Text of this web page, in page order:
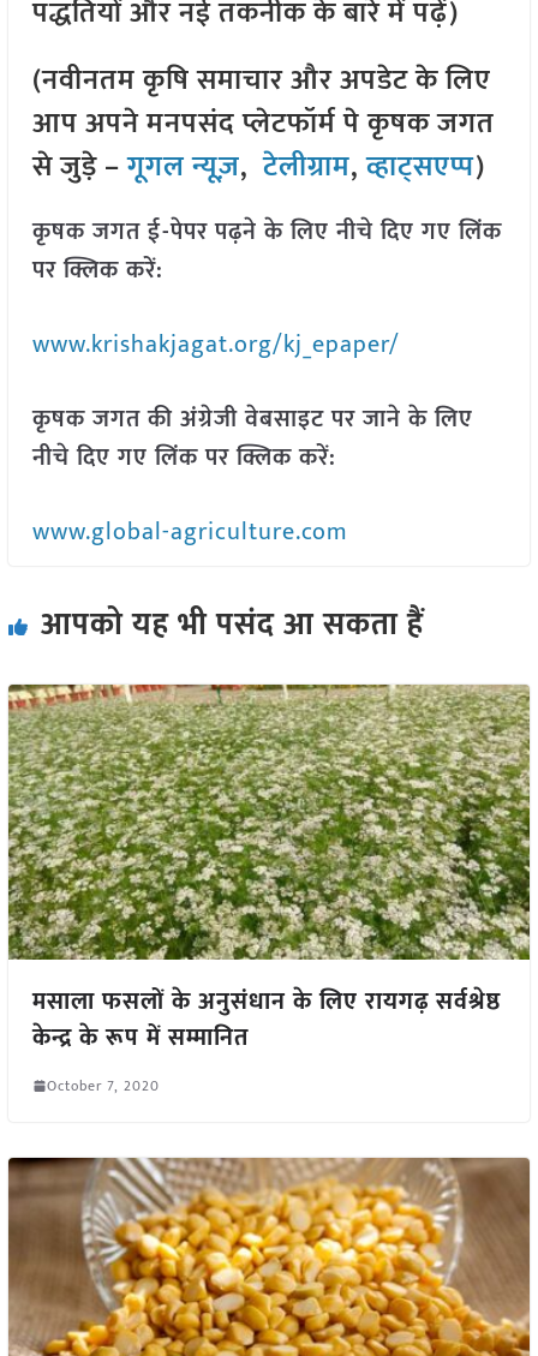
पद्धतियों और नई तकनीक के बारे में पढ़ें)
(नवीनतम कृषि समाचार और अपडेट के लिए
आप अपने मनपसंद प्लेटफॉर्म पे कृषक जगत
से जुड़े –गूगल न्यूज़,टेलीग्राम,व्हाट्सएप्प)
कृषक जगत ई-पेपर पढ़ने के लिए नीचे दिए गए लिंक
पर क्लिक करें:
www.krishakjagat.org/kj_epaper/
कृषक जगत की अंग्रेजी वेबसाइट पर जाने के लिए
नीचे दिए गए लिंक पर क्लिक करें:
www.global-agriculture.com
आपको यह भी पसंद आ सकता हैं
मसाला फसलों के अनुसंधान के लिए रायगढ़ सर्वश्रेष्ठ
केन्द्र के रूप में सम्मानित
October 7, 2020